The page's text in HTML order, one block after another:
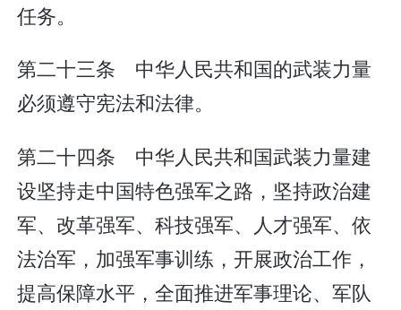
任务。
第二十三条 中华人民共和国的武装力量
必须遵守宪法和法律。
第二十四条 中华人民共和国武装力量建
设坚持走中国特色强军之路，坚持政治建
军、改革强军、科技强军、人才强军、依
法治军，加强军事训练，开展政治工作，
提高保障水平，全面推进军事理论、军队